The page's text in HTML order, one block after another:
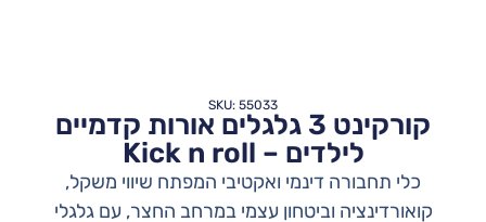
SKU: 55033
קורקינט 3 גלגלים אורות קדמיים
לילדים – Kick n roll
כלי תחבורה דינמי ואקטיבי המפתח שיווי משקל,
קואורדינציה וביטחון עצמי במרחב החצר, עם גלגלי